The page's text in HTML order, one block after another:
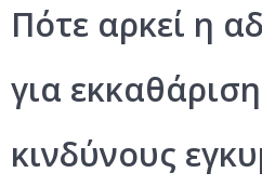
Πότε αρκεί η
για εκκαθάριση
κινδύνους